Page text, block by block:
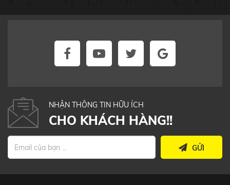
NHẬN THÔNG TIN HỮU ÍCH
CHO KHÁCH HÀNG!!
GỬI